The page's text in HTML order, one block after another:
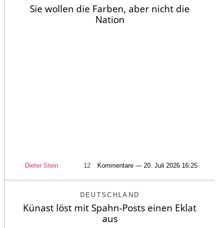
Sie wollen die Farben, aber nicht die
Nation
Dieter Stein 12 Kommentare — 20. Juli 2026 16:25
DEUTSCHLAND
Künast löst mit Spahn-Posts einen Eklat
aus